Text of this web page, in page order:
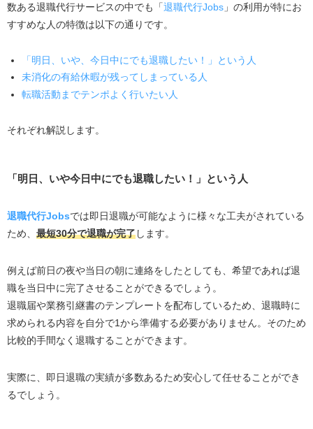
数ある退職代行サービスの中でも「退職代行Jobs」の利用が特にお
すすめな人の特徴は以下の通りです。
「明日、いや、今日中にでも退職したい！」という人
未消化の有給休暇が残ってしまっている人
転職活動までテンポよく行いたい人
それぞれ解説します。
「明日、いや今日中にでも退職したい！」という人
退職代行Jobsでは即日退職が可能なように様々な工夫がされている
ため、 最短30分で退職が完了します。
例えば前日の夜や当日の朝に連絡をしたとしても、希望であれば退
職を当日中に完了させることができるでしょう。
退職届や業務引継書のテンプレートを配布しているため、退職時に
求められる内容を自分で1から準備する必要がありません。そのため
比較的手間なく退職することができます。
実際に、即日退職の実績が多数あるため安心して任せることができ
るでしょう。